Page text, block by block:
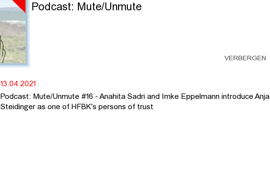
Podcast: Mute/Unmute
VERBERGEN
13.04.2021
Podcast: Mute/Unmute #16 - Anahita Sadri and Imke Eppelmann introduce Anja
Steidinger as one of HFBK's persons of trust